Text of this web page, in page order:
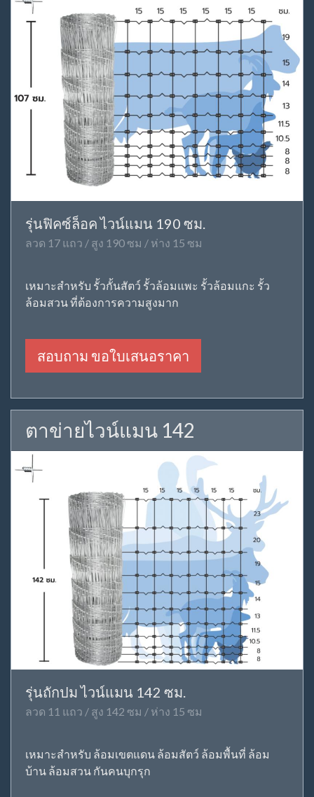
รุ่นฟิคซ์ล็อค ไวน์แมน 190 ซม.
ลวด 17 แถว / สูง 190 ซม / ห่าง 15 ซม
เหมาะสำหรับ รั้วกั้นสัตว์ รั้วล้อมแพะ รั้วล้อมแกะ รั้ว
ล้อมสวน ที่ต้องการความสูงมาก
สอบถาม ขอใบเสนอราคา
ตาข่ายไวน์แมน 142
รุ่นถักปม ไวน์แมน 142 ซม.
ลวด 11 แถว / สูง 142 ซม / ห่าง 15 ซม
เหมาะสำหรับ ล้อมเขตแดน ล้อมสัตว์ ล้อมพื้นที่ ล้อม
บ้าน ล้อมสวน กันคนบุกรุก